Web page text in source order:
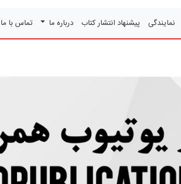
نمایندگی پیشنهاد انتشار کتاب درباره ما تماس با